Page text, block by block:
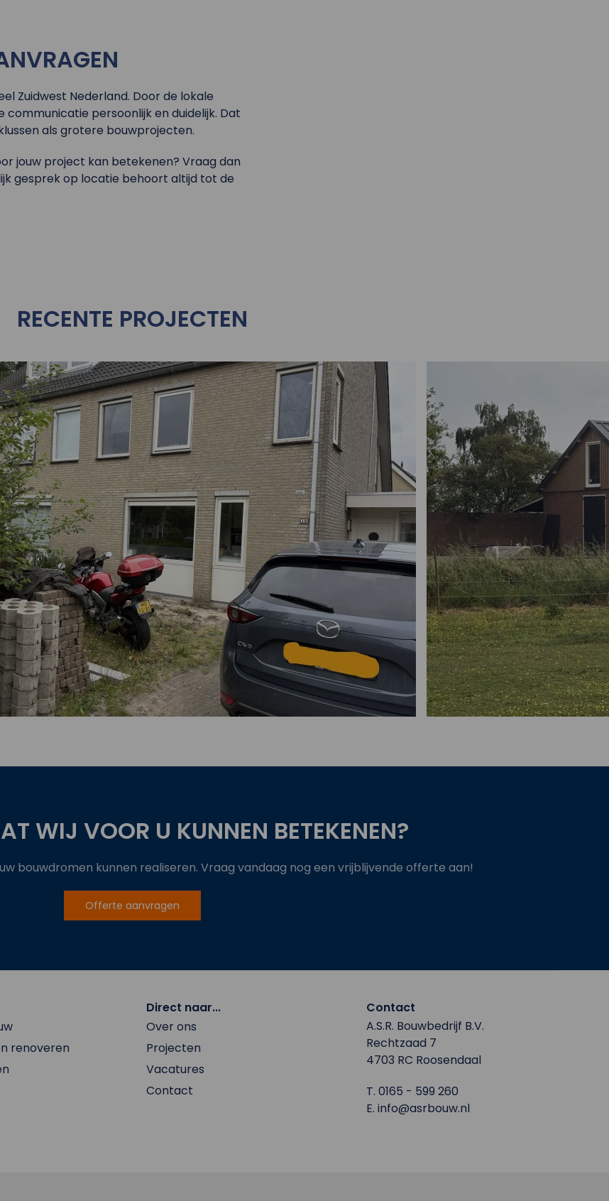
Zuidwest Nederland. Door de lokale
persoonlijk en duidelijk. Dat
als grotere bouwprojecten.
jouw project kan betekenen? Vraag dan
gesprek op locatie behoort altijd tot de
RECENTE PROJECTEN
Bekijk project
WIJ VOOR U KUNNEN BETEKENEN?
bouwdromen kunnen realiseren. Vraag vandaag nog een vrijblijvende offerte aan!
Offerte aanvragen
renoveren
Direct naar...
Over ons
Projecten
Vacatures
Contact
Contact
A.S.R. Bouwbedrijf B.V.
Rechtzaad 7
4703 RC Roosendaal
T. 0165 - 599 260
E. info@asrbouw.nl